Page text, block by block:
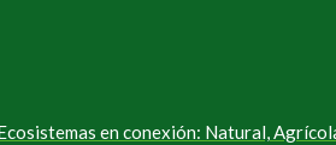
en conexión: Natural,